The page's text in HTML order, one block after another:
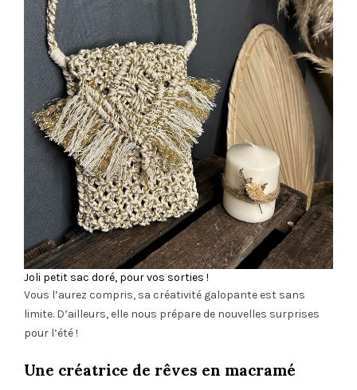
Joli petit sac doré, pour vos sorties !
Vous l’aurez compris, sa créativité galopante est sans
limite. D’ailleurs, elle nous prépare de nouvelles surprises
pour l’été !
Une créatrice de rêves en macramé